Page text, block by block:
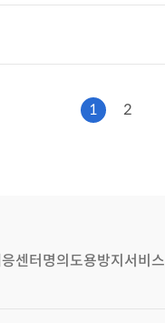
1 2
센터 명의도용방지서비스